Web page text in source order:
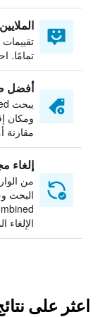
تمامًا.
أفضل
ومكان
مقارنة
إلغاء
من
البحث
الإلغاء
اعثر على